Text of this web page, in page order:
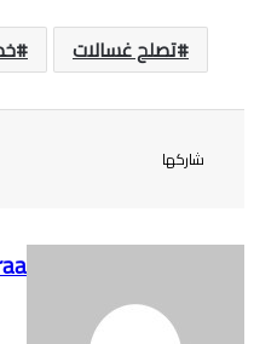
تصلح غسالات
شاركها